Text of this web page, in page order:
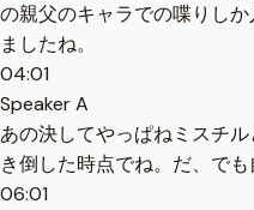
の親父のキャラでの喋りし
ましたね。
04:01
Speaker A
あの決してやっぱねミスチ
き倒した時点でね。だ、で
06:01